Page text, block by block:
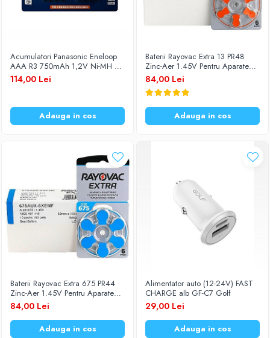
Acumulatori Panasonic Eneloop
AAA R3 750mAh 1,2V Ni-MH BK-
4MCCE/8BE set 8 buc.
114,00 Lei
Adauga in cos
Baterii Rayovac Extra 13 PR48
Zinc-Aer 1.45V Pentru Aparate
Auditive Set 60 Baterii
84,00 Lei
Adauga in cos
Baterii Rayovac Extra 675 PR44
Zinc-Aer 1.45V Pentru Aparate
Auditive Set 60 Baterii
84,00 Lei
Adauga in cos
Alimentator auto (12-24V) FAST
CHARGE alb GF-C7 Golf
29,00 Lei
Adauga in cos